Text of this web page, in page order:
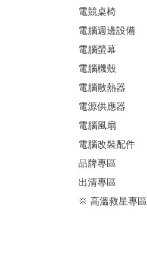
電競桌椅
電腦週邊設備
電腦螢幕
電腦機殼
電腦散熱器
電源供應器
電腦風扇
電腦改裝配件
品牌專區
出清專區
🌞 高溫救星專區